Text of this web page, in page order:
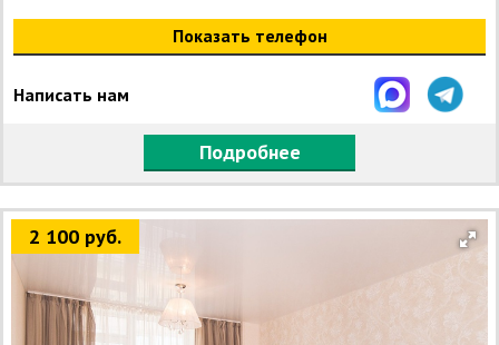
Показать телефон
Написать нам
Подробнее
2 100 руб.